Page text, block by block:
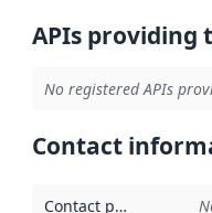
APIs providing
No registered APIs
Contact
Contact point